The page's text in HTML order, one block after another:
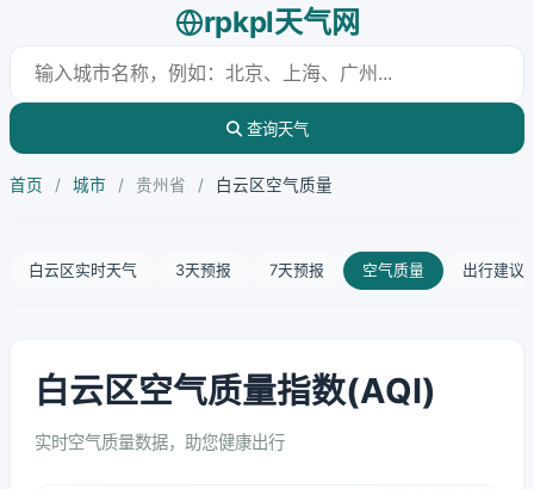
rpkpl天气网
查询天气
首页 / 城市 / 贵州省 / 白云区空气质量
白云区实时天气 3天预报 7天预报 空气质量 出行建议
白云区空气质量指数(AQI)
实时空气质量数据，助您健康出行